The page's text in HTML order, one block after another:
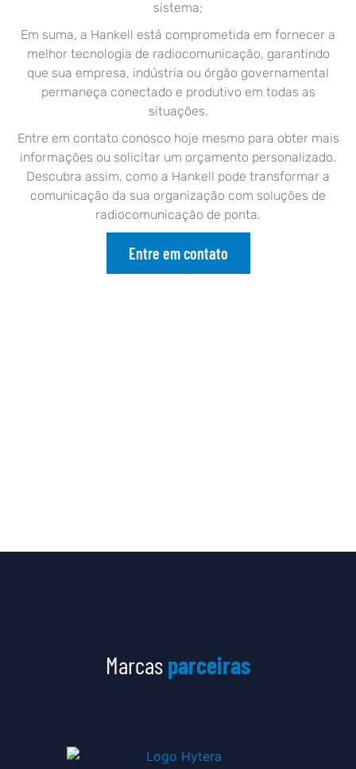
sistema;
Em suma, a Hankell está comprometida em fornecer a
melhor tecnologia de radiocomunicação, garantindo
que sua empresa, indústria ou órgão governamental
permaneça conectado e produtivo em todas as
situações.
Entre em contato conosco hoje mesmo para obter mais
informações ou solicitar um orçamento personalizado.
Descubra assim, como a Hankell pode transformar a
comunicação da sua organização com soluções de
radiocomunicação de ponta.
Entre em contato
Marcasparceiras